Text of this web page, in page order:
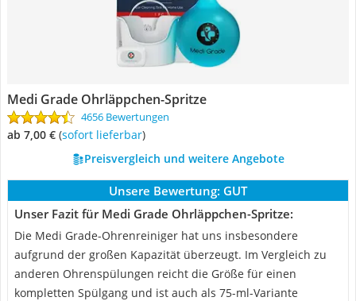
Medi Grade Ohrläppchen-Spritze
4656 Bewertungen
ab 7,00 € ( Sofort lieferbar)
Preisvergleich und weitere Angebote
Unsere Bewertung: GUT
Unser Fazit für Medi Grade Ohrläppchen-Spritze:
Die Medi Grade-Ohrenreiniger hat uns insbesondere
aufgrund der großen Kapazität überzeugt. Im Vergleich zu
anderen Ohrenspülungen reicht die Größe für einen
kompletten Spülgang und ist auch als 75-ml-Variante